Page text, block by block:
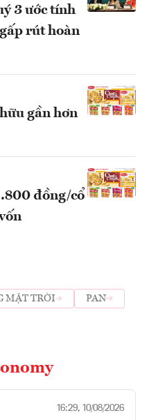
3 ước tính
rút hoàn
gần hơn
đồng/cổ
MẶT TRỜI
PAN
16:29, 10/08/2026